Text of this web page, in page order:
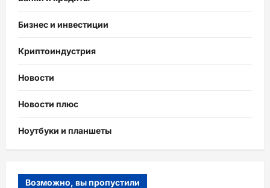
Бизнес и инвестиции
Криптоиндустрия
Новости
Новости плюс
Ноутбуки и планшеты
Возможно, вы пропустили